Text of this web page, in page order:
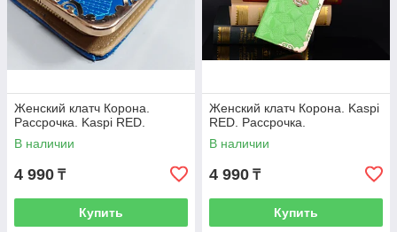
Женский клатч Корона.
Рассрочка. Kaspi RED.
В наличии
4 990 ₸
Купить
Женский клатч Корона. Kaspi
RED. Рассрочка.
В наличии
4 990 ₸
Купить